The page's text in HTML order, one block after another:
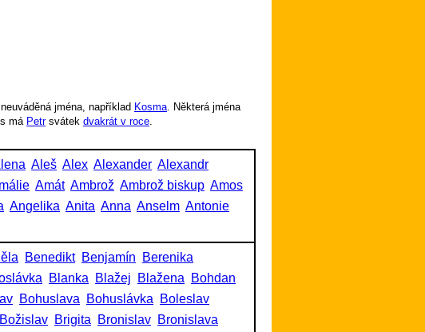
jména, například Kosma . Některá jména
má Petrsvátek dvakrát v roce
Aleš Alex Alexander Alexandr
Amát Ambrož Ambrož biskup Amos
Angelika Anita Anna Anselm Antonie
Benedikt Benjamín
Berenika
Blanka Blažej Blažena
Bohdan
Bohuslava Bohuslávka
Boleslav
Božislav Brigita Bronislav Bronislava